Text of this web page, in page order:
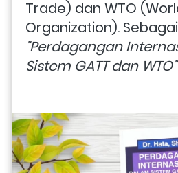
Trade) dan WTO
"Perdagangan
Sistem GATT dan WTO"